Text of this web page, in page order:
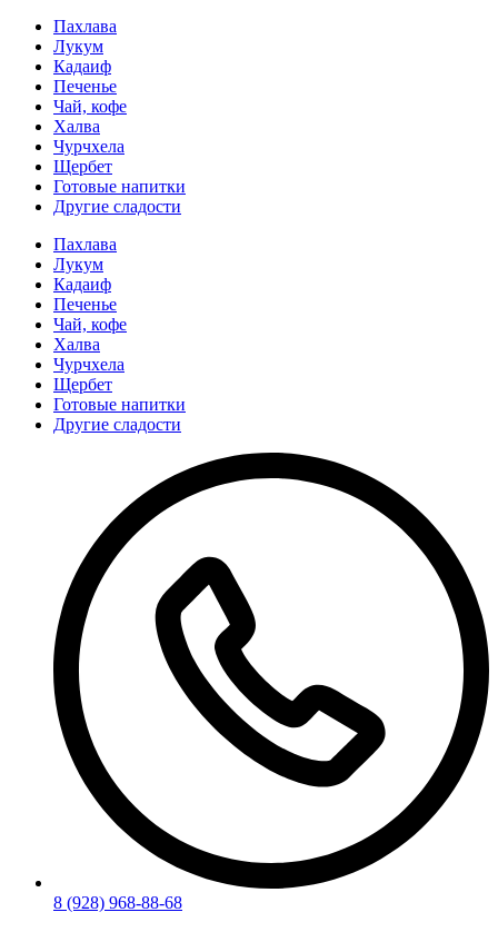
Пахлава
Лукум
Кадаиф
Печенье
Чай, кофе
Халва
Чурчхела
Щербет
Готовые напитки
Другие сладости
Пахлава
Лукум
Кадаиф
Печенье
Чай, кофе
Халва
Чурчхела
Щербет
Готовые напитки
Другие сладости
8 (928) 968-88-68